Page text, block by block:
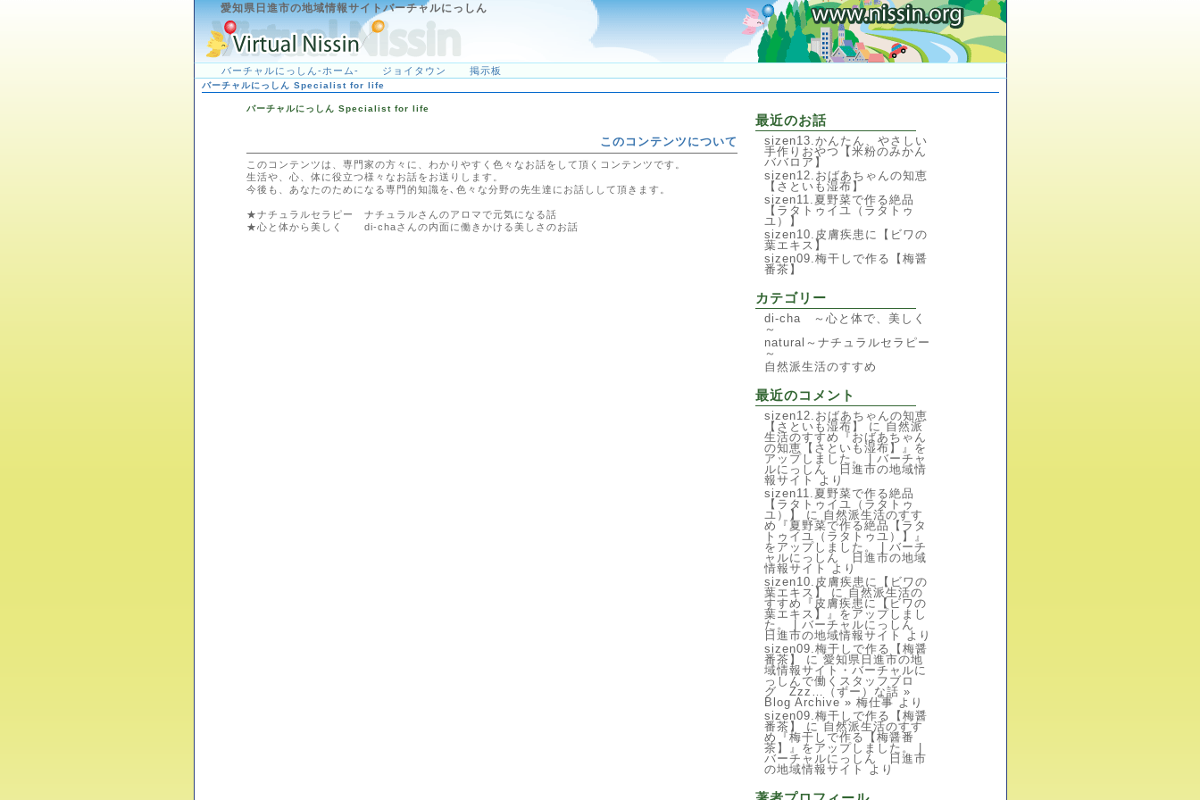
愛知県日進市の地域情報サイトバーチャルにっしん
バーチャルにっしん-ホーム- ジョイタウン 掲示板
バーチャルにっしん Specialist for life
バーチャルにっしん Specialist for life
このコンテンツについて
このコンテンツは、専門家の方々に、わかりやすく色々なお話をして頂くコンテンツです。
生活や、心、体に役立つ様々なお話をお送りします。
今後も、あなたのためになる専門的知識を､色々な分野の先生達にお話しして頂きます。
★ナチュラルセラピー ナチュラルさんのアロマで元気になる話
★心と体から美しく di-chaさんの内面に働きかける美しさのお話
最近のお話
sizen13.かんたん、やさしい
手作りおやつ【米粉のみかん
ババロア】
sizen12.おばあちゃんの知恵
【さといも湿布】
sizen11.夏野菜で作る絶品
【ラタトゥイユ（ラタトゥ
ユ）】
sizen10.皮膚疾患に【ビワの
葉エキス】
sizen09.梅干しで作る【梅醤
番茶】
カテゴリー
di-cha ～心と体で、美しく
～
natural～ナチュラルセラピー
～
自然派生活のすすめ
最近のコメント
sizen12.おばあちゃんの知恵
【さといも湿布】
に 自然派
生活のすすめ『おばあちゃん
の知恵【さといも湿布】』を
アップしました。 | バーチャ
ルにっしん 日進市の地域情
報サイト
より
sizen11.夏野菜で作る絶品
【ラタトゥイユ（ラタトゥ
ユ）】
に 自然派生活のすす
め『夏野菜で作る絶品【ラタ
トゥイユ（ラタトゥユ）】』
をアップしました。 | バーチ
ャルにっしん 日進市の地域
情報サイト
より
sizen10.皮膚疾患に【ビワの
葉エキス】
に 自然派生活の
すすめ『皮膚疾患に【ビワの
葉エキス】』をアップしまし
た。 | バーチャルにっしん
日進市の地域情報サイト
より
sizen09.梅干しで作る【梅醤
番茶】
に 愛知県日進市の地
域情報サイト・バーチャルに
っしんで働くスタッフブロ
グ Zzz…（ずー）な話 »
Blog Archive » 梅仕事 より
sizen09.梅干しで作る【梅醤
番茶】
に 自然派生活のすす
め『梅干しで作る【梅醤番
茶】』をアップしました。 |
バーチャルにっしん 日進市
の地域情報サイト
より